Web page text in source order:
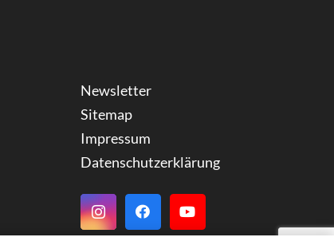
Newsletter
Sitemap
Impressum
Datenschutzerklärung